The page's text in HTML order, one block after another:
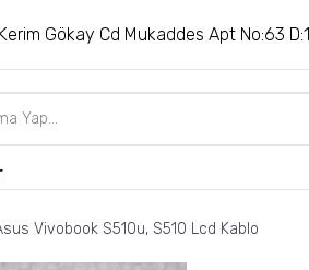
Gökay Cd Mukaddes Apt No:63
Vivobook S510u, S510 Lcd Kablo